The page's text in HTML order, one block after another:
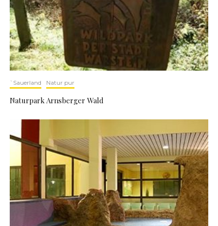
`Sauerland Natur pur
Naturpark Arnsberger Wald